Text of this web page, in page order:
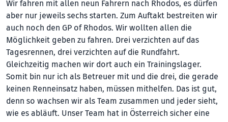
Wir fahren mit allen neun Fahrern nach Rhodos, es dürfen
aber nur jeweils sechs starten. Zum Auftakt bestreiten wir
auch noch den GP of Rhodos. Wir wollten allen die
Möglichkeit geben zu fahren. Drei verzichten auf das
Tagesrennen, drei verzichten auf die Rundfahrt.
Gleichzeitig machen wir dort auch ein Trainingslager.
Somit bin nur ich als Betreuer mit und die drei, die gerade
keinen Renneinsatz haben, müssen mithelfen. Das ist gut,
denn so wachsen wir als Team zusammen und jeder sieht,
wie es abläuft. Unser Team hat in Österreich sicher eine